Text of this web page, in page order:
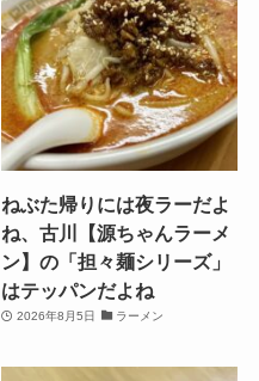
ねぶた帰りには夜ラーだよ
ね、古川【源ちゃんラーメ
ン】の「担々麺シリーズ」
はテッパンだよね
2026年8月5日 ラーメン